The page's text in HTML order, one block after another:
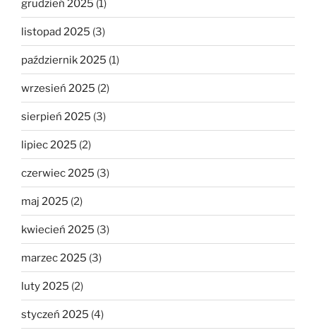
grudzień 2025 (1)
listopad 2025 (3)
październik 2025 (1)
wrzesień 2025 (2)
sierpień 2025 (3)
lipiec 2025 (2)
czerwiec 2025 (3)
maj 2025 (2)
kwiecień 2025 (3)
marzec 2025 (3)
luty 2025 (2)
styczeń 2025 (4)